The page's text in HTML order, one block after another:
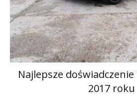
Najlepsze
2017 roku